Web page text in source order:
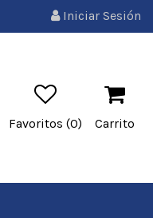
Iniciar Sesión
Favoritos (0) Carrito